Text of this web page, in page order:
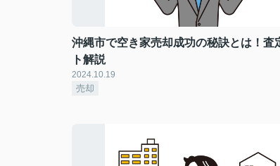
沖縄市で空き家売却成功の秘訣とは！査
ト解説
2024.10.19
売却